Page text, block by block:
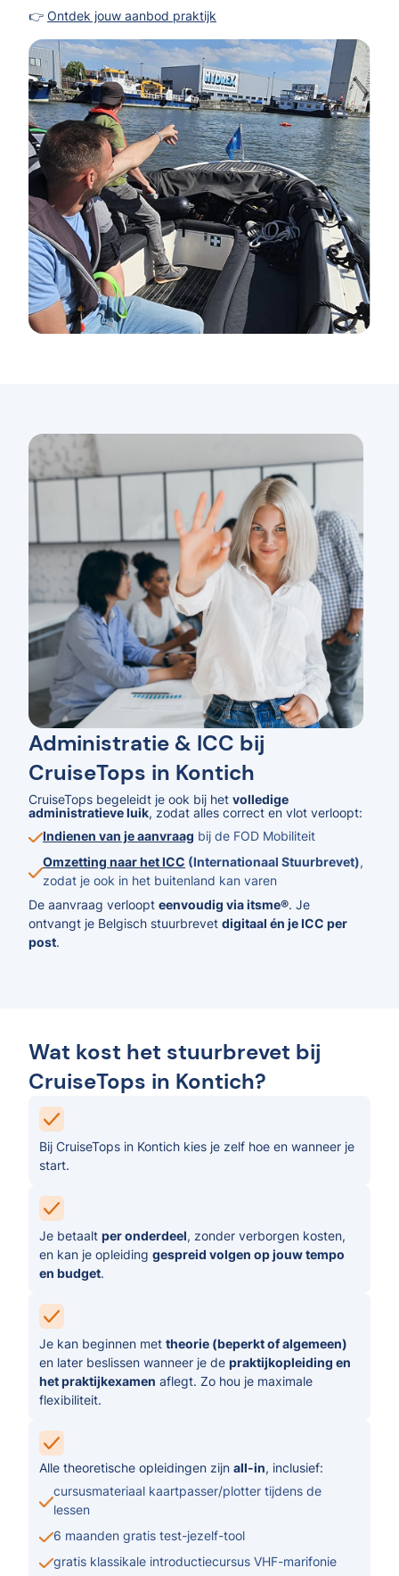
👉 Ontdek jouw aanbod praktijk
Administratie & ICC bij
CruiseTops in Kontich
CruiseTops begeleidt je ook bij het volledige
administratieve luik, zodat alles correct en vlot verloopt:
Indienen van je aanvraag bij de FOD Mobiliteit
Omzetting naar het ICC (Internationaal Stuurbrevet),
zodat je ook in het buitenland kan varen
De aanvraag verloopt eenvoudig via itsme®. Je
ontvangt je Belgisch stuurbrevet digitaal én je ICC per
post.
Wat kost het stuurbrevet bij
CruiseTops in Kontich?
Bij CruiseTops in Kontich kies je zelf hoe en wanneer je
start.
Je betaalt per onderdeel, zonder verborgen kosten,
en kan je opleiding gespreid volgen op jouw tempo
en budget.
Je kan beginnen met theorie (beperkt of algemeen)
en later beslissen wanneer je de praktijkopleiding en
het praktijkexamen aflegt. Zo hou je maximale
flexibiliteit.
Alle theoretische opleidingen zijn all-in, inclusief:
cursusmateriaal kaartpasser/plotter tijdens de
lessen
6 maanden gratis test-jezelf-tool
gratis klassikale introductiecursus VHF-marifonie